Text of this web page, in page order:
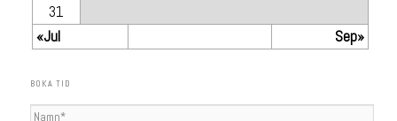
«Jul Sep»
31
BOKA TID